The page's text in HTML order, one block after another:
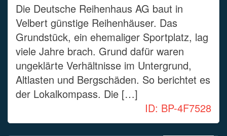
Die Deutsche Reihenhaus AG baut in
Velbert günstige Reihenhäuser. Das
Grundstück, ein ehemaliger Sportplatz, lag
viele Jahre brach. Grund dafür waren
ungeklärte Verhältnisse im Untergrund,
Altlasten und Bergschäden. So berichtet es
der Lokalkompass. Die […]
ID: BP-4F7528